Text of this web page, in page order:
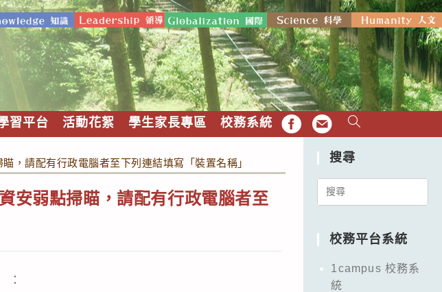
習平台 活動花絮 學生家長專區 校務系統 FB EMAIL
，請配有行政電腦者至下列連結填寫「裝置名稱」
安弱點掃瞄，請配有行政電腦者至
：
搜尋
Search
校務平台系統
1campus 校務系
統